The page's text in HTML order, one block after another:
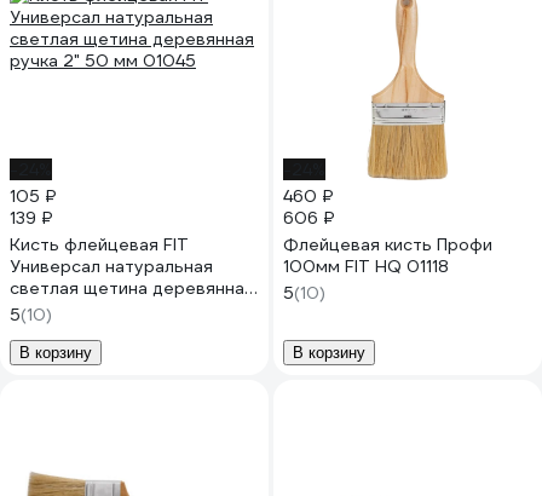
105 ₽
139 ₽
Кисть флейцевая FIT
Универсал натуральная
светлая щетина деревянная
ручка 2" 50 мм 01045
5(10)
В корзину
460 ₽
606 ₽
Флейцевая кисть Профи
100мм FIT HQ 01118
5(10)
В корзину